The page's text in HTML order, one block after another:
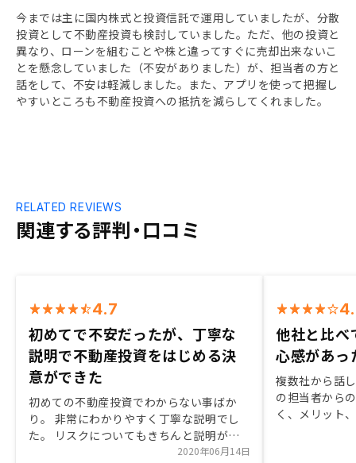
今までは主に国内株式と投資信託で運用していましたが、分散
投資として不動産投資も検討していました。ただ、他の投資と
異なり、ローンを組むことや株と違ってすぐに売却出来ないこ
とを懸念していました（不安がありました）が、担当者の方と
話をして、不安は軽減しました。また、アプリを使って把握し
やすいところも不動産投資への抵抗を減らしてくれました。
関連する評判・口コミ
RELATED REVIEWS
4.7
初めてで不安だったが、丁寧な
説明で不動産投資をはじめる決
意ができた
初めての不動産投資でわからない事ばか
り。 非常にわかりやすく丁寧な説明でし
た。 リスクについてもきちんと説明があ
り、こちらの質問ひとつひとつに丁寧に答
2020年06月14日
他社と比べ
心感があっ
複数社から話
の担当者から
く、メリット